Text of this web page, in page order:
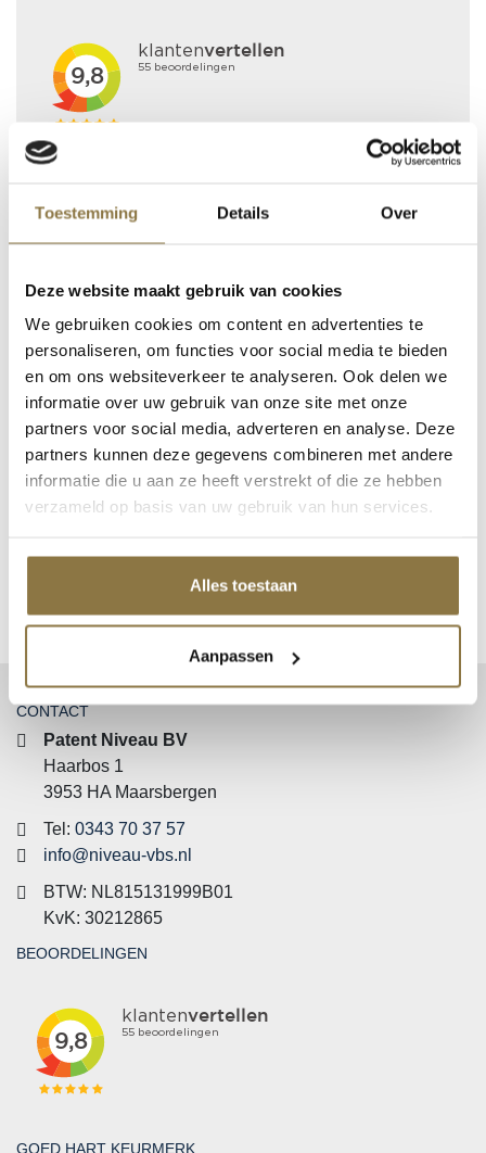
Toestemming Details Over
Deze website maakt gebruik van cookies
We gebruiken cookies om content en advertenties te
personaliseren, om functies voor social media te bieden
en om ons websiteverkeer te analyseren. Ook delen we
informatie over uw gebruik van onze site met onze
partners voor social media, adverteren en analyse. Deze
partners kunnen deze gegevens combineren met andere
informatie die u aan ze heeft verstrekt of die ze hebben
verzameld op basis van uw gebruik van hun services.
Alles toestaan
Aanpassen
Maakt u ons dealer netwerk dekkend? Word dealer
Dealer worden
ADVIES NODIG?
App 06 82397242
CONTACT
Patent Niveau BV
Haarbos 1
3953 HA Maarsbergen
Tel: 0343 70 37 57
info@niveau-vbs.nl
BTW: NL815131999B01
KvK: 30212865
BEOORDELINGEN
GOED HART KEURMERK